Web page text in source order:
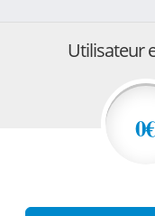
Utilisateur